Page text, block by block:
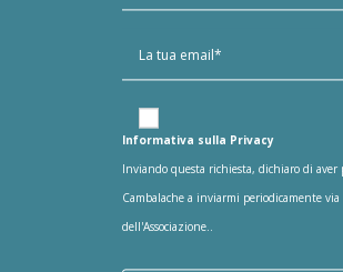
Informativa sulla Privacy
Inviando questa richiesta, dichiaro di aver
Cambalache a inviarmi periodicamente
dell'Associazione..